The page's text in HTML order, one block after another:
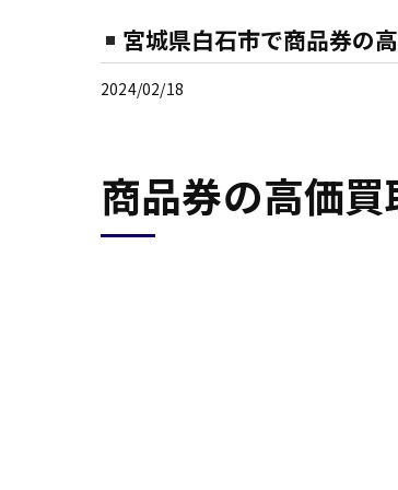
宮城県白石市で商品券の
2024/02/18
商品券の高価